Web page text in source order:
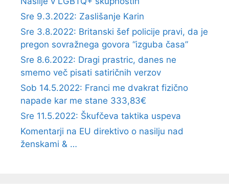
Sre 9.3.2022: Zaslišanje Karin
Sre 3.8.2022: Britanski šef policije pravi, da je
pregon sovražnega govora “izguba časa”
Sre 8.6.2022: Dragi prastric, danes ne
smemo več pisati satiričnih verzov
Sob 14.5.2022: Franci me dvakrat fizično
napade kar me stane 333,83€
Sre 11.5.2022: Škufčeva taktika uspeva
Komentarji na EU direktivo o nasilju nad
ženskami & …